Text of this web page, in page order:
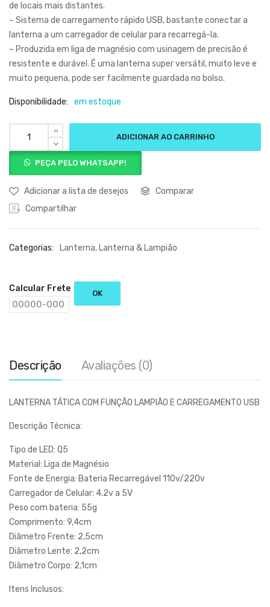
de locais mais distantes.
– Sistema de carregamento rápido USB, bastante conectar a
lanterna a um carregador de celular para recarregá-la.
– Produzida em liga de magnésio com usinagem de precisão é
resistente e durável. É uma lanterna super versátil, muito leve e
muito pequena, pode ser facilmente guardada no bolso.
Disponibilidade: em estoque
ADICIONAR AO CARRINHO
PEÇA PELO WHATSAPP!
Adicionar a lista de desejos
Comparar
Compartilhar
Categorias: Lanterna, Lanterna & Lampião
Calcular Frete OK
Descrição Avaliações (0)
LANTERNA TÁTICA COM FUNÇÃO LAMPIÃO E CARREGAMENTO USB
Descrição Técnica:
Tipo de LED: Q5
Material: Liga de Magnésio
Fonte de Energia: Bateria Recarregável 110v/220v
Carregador de Celular: 4.2v a 5V
Peso com bateria: 55g
Comprimento: 9,4cm
Diâmetro Frente: 2,5cm
Diâmetro Lente: 2,2cm
Diâmetro Corpo: 2,1cm
Itens Inclusos: